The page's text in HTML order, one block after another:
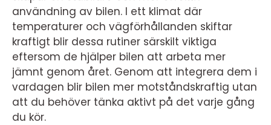
användning av bilen. I ett klimat där
temperaturer och vägförhållanden skiftar
kraftigt blir dessa rutiner särskilt viktiga
eftersom de hjälper bilen att arbeta mer
jämnt genom året. Genom att integrera dem i
vardagen blir bilen mer motståndskraftig utan
att du behöver tänka aktivt på det varje gång
du kör.